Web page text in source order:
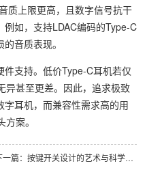
质上限更高，且数字信号抗干
如，支持LDAC编码的Type-C
音质表现。
支持。低价Type-C耳机若仅
异甚至更差。因此，追求极致
耳机，而兼容性需求高的用
案。
下一篇：按键开关设计的艺术与科学分享